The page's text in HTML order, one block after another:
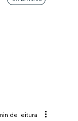
de leitura